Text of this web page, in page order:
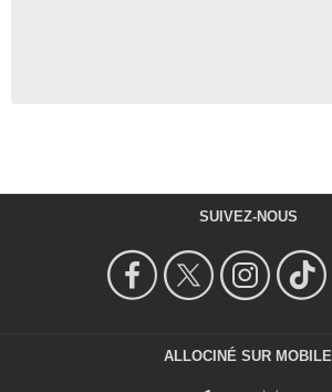
SUIVEZ-NOUS
ALLOCINÉ SUR MOBILE